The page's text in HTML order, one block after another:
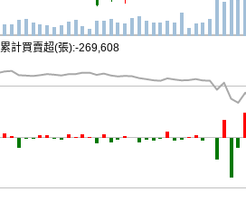
累計買賣超(張):-269,608